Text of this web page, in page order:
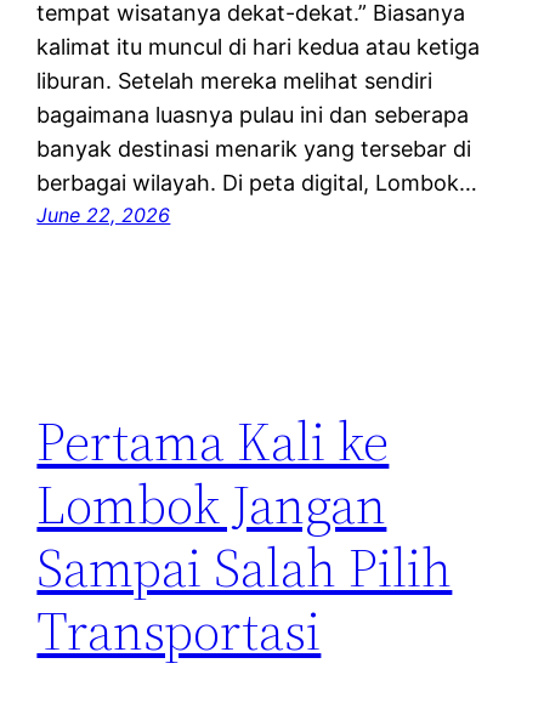
tempat wisatanya dekat-dekat.” Biasanya
kalimat itu muncul di hari kedua atau ketiga
liburan. Setelah mereka melihat sendiri
bagaimana luasnya pulau ini dan seberapa
banyak destinasi menarik yang tersebar di
berbagai wilayah. Di peta digital, Lombok…
June 22, 2026
Pertama Kali ke
Lombok Jangan
Sampai Salah Pilih
Transportasi